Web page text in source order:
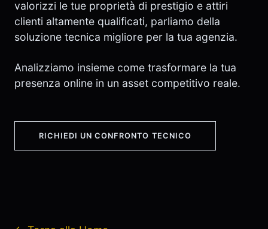
valorizzi le tue proprietà di prestigio e attiri
clienti altamente qualificati, parliamo della
soluzione tecnica migliore per la tua agenzia.
Analizziamo insieme come trasformare la tua
presenza online in un asset competitivo reale.
RICHIEDI UN CONFRONTO TECNICO